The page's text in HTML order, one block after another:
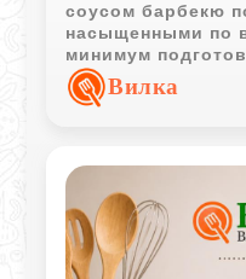
соусом барбекю
насыщенными по
минимум
отлично
Вилка